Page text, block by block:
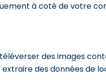
à coté de votre
des images
des données de